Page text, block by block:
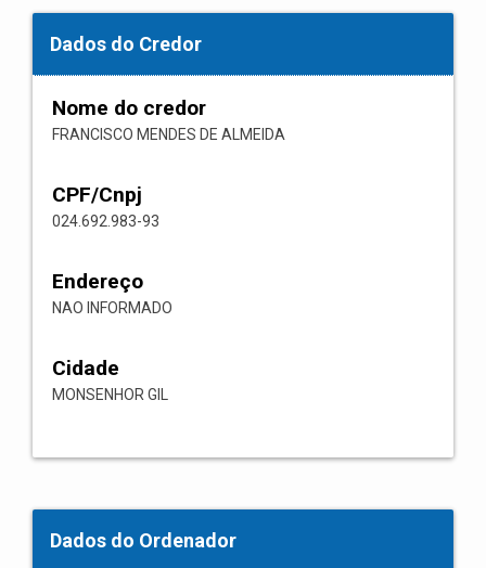
Dados do Credor
Nome do credor
FRANCISCO MENDES DE ALMEIDA
CPF/Cnpj
024.692.983-93
Endereço
NAO INFORMADO
Cidade
MONSENHOR GIL
Dados do Ordenador